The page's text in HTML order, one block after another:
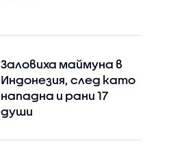
Заловиха маймуна в
Индонезия, след като
нападна и рани 17
души